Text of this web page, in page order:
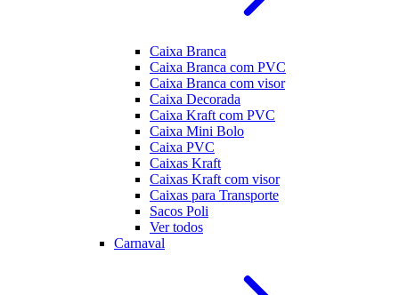
Caixa Branca
Caixa Branca com PVC
Caixa Branca com visor
Caixa Decorada
Caixa Kraft com PVC
Caixa Mini Bolo
Caixa PVC
Caixas Kraft
Caixas Kraft com visor
Caixas para Transporte
Sacos Poli
Ver todos
Carnaval